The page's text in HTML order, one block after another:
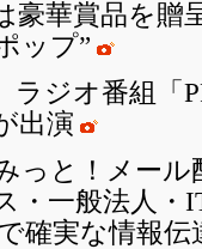
豪華賞品を
ップ”
ラジオ番組「
出演
っと！メール
・一般法人・
確実な情報伝